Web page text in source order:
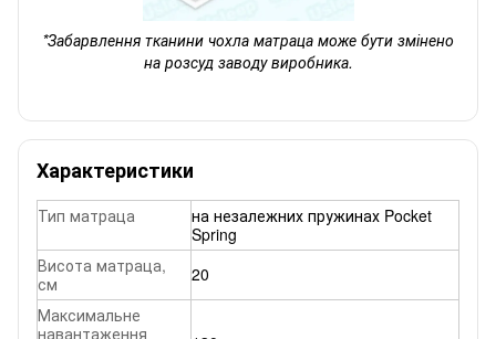
*Забарвлення тканини чохла матраца може бути змінено
на розсуд заводу виробника.
Характеристики
Тип матраца
на незалежних пружинах Pocket
Spring
Висота матраца,
см
20
Максимальне
навантаження